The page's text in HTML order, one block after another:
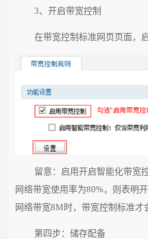
3、开启带宽控制
在带宽控制标准网页页面，
留意：启用开启智能化带宽
网络带宽使用率为80%，则表明
网络带宽8M时，带宽控制标准才
第四步：储存配备